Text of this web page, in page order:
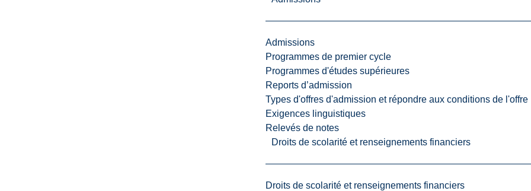
Admissions
Programmes de premier cycle
Programmes d'études supérieures
Reports d’admission
Types d'offres d'admission et répondre aux conditions de l'offre
Exigences linguistiques
Relevés de notes
Droits de scolarité et renseignements financiers
Droits de scolarité et renseignements financiers